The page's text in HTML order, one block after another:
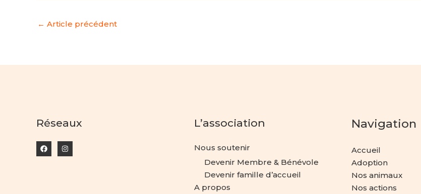
← Article précédent
Réseaux L’association
Nous soutenir
Devenir Membre & Bénévole
Devenir famille d’accueil
A propos
Navigation
Accueil
Adoption
Nos animaux
Nos actions